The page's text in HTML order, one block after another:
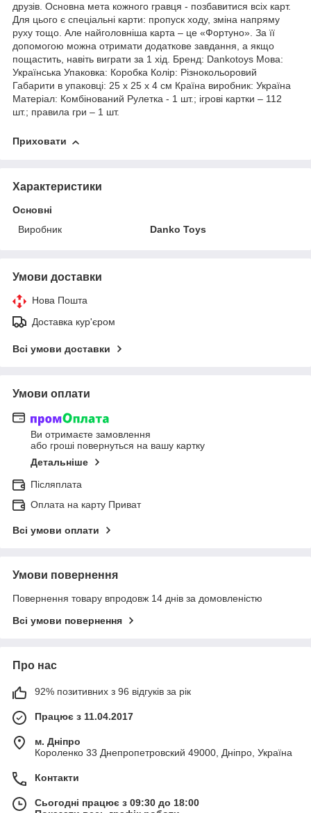
друзів. Основна мета кожного гравця - позбавитися всіх карт.
Для цього є спеціальні карти: пропуск ходу, зміна напряму
руху тощо. Але найголовніша карта – це «Фортуно». За її
допомогою можна отримати додаткове завдання, а якщо
пощастить, навіть виграти за 1 хід. Бренд: Dankotoys Мова:
Українська Упаковка: Коробка Колір: Різнокольоровий
Габарити в упаковці: 25 x 25 x 4 см Країна виробник: Україна
Матеріал: Комбінований Рулетка - 1 шт.; ігрові картки – 112
шт.; правила гри – 1 шт.
Приховати
Характеристики
Основні
Виробник
Danko Toys
Умови доставки
Нова Пошта
Доставка кур'єром
Всі умови доставки
Умови оплати
Ви отримаєте замовлення
або гроші повернуться на вашу картку
Детальніше
Післяплата
Оплата на карту Приват
Всі умови оплати
Умови повернення
Повернення товару впродовж 14 днів за домовленістю
Всі умови повернення
Про нас
92% позитивних з 96 відгуків за рік
Працює з 11.04.2017
м. Дніпро
Короленко 33 Днепропетровский 49000, Дніпро, Україна
Контакти
Сьогодні працює з 09:30 до 18:00